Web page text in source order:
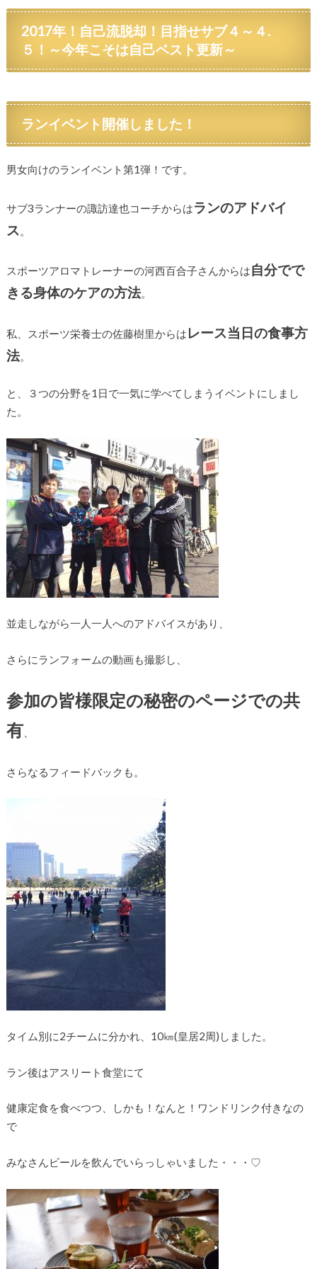
2017年！自己流脱却！目指せサブ４～４.
５！～今年こそは自己ベスト更新～
ランイベント開催しました！
男女向けのランイベント第1弾！です。
サブ3ランナーの諏訪達也コーチからはランのアドバイ
ス 。
スポーツアロマトレーナーの河西百合子さんからは自分でで
きる身体のケアの方法。
私、スポーツ栄養士の佐藤樹里からは レース当日の食事方
法。
と、３つの分野を1日で一気に学べてしまうイベントにしまし
た。
並走しながら一人一人へのアドバイスがあり、
さらにランフォームの動画も撮影し、
参加の皆様限定の秘密のページでの共
有
さらなるフィードバックも。
タイム別に2チームに分かれ、10㎞(皇居2周)しました。
ラン後はアスリート食堂にて
健康定食を食べつつ、しかも！なんと！ワンドリンク付きなの
で
みなさんビールを飲んでいらっしゃいました・・・♡